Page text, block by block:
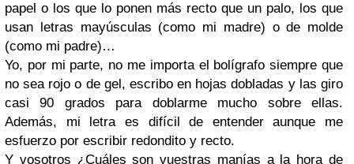
papel o los que lo ponen más recto que un palo, los que
usan letras mayúsculas (como mi madre) o de molde
(como mi padre)…
Yo, por mi parte, no me importa el bolígrafo siempre que
no sea rojo o de gel, escribo en hojas dobladas y las giro
casi 90 grados para doblarme mucho sobre ellas.
Además, mi letra es difícil de entender aunque me
esfuerzo por escribir redondito y recto.
Y vosotros ¿Cuáles son vuestras manías a la hora de